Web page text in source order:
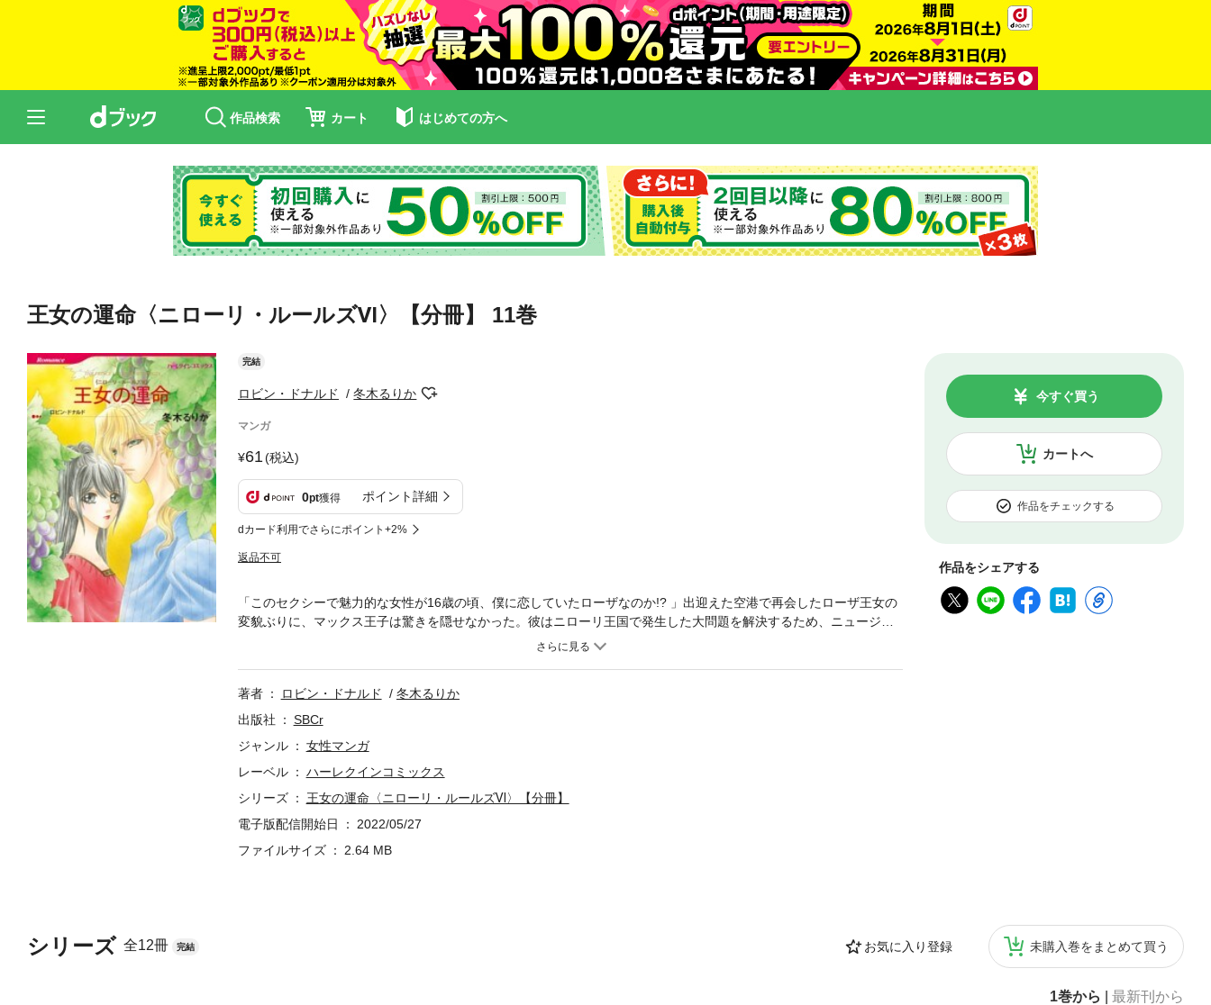
作品検索 カート はじめての方へ
王女の運命〈ニローリ・ルールズⅥ〉【分冊】 11巻
完結
ロビン・ドナルド 冬木るりか
マンガ
61(税込)
0pt獲得 ポイント詳細
dカード利用でさらにポイント+2%
返品不可
カートへ
今すぐ買う
作品をチェックする
作品をシェアする
シリーズ 全12冊 完結 お気に入り登録 未購入巻をまとめて買う
1巻から 最新刊から
「このセクシーで魅力的な女性が16歳の頃、僕に恋していたローザなのか!? 」出迎えた空港で再会したローザ王女の
変貌ぶりに、マックス王子は驚きを隠せなかった。彼はニローリ王国で発生した大問題を解決するため、ニュージー
ランドで働くローザに協力を求め、緊急帰国してもらったのだ。しかしローザは禁断の果実だ!! 絶対に惹かれるわけ
著者
ロビン・ドナルド
冬木るりか
出版社
SBCr
ジャンル
女性マンガ
レーベル
ハーレクインコミックス
シリーズ
王女の運命〈ニローリ・ルールズⅥ〉【分冊】
電子版配信開始日
2022/05/27
ファイルサイズ
2.64 MB